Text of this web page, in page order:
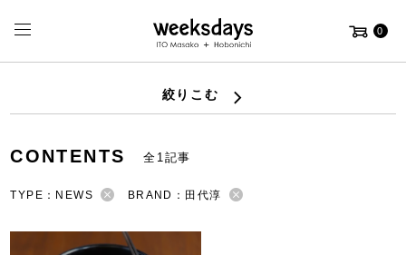
0
絞りこむ
CONTENTS 全1記事
TYPE：NEWS BRAND：田代淳